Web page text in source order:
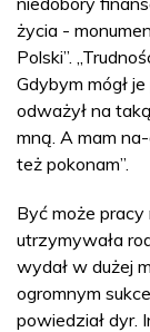
życia -
Polski”.
Gdybym mógł
odważył na
mną. A mam
też pokonam”.
Być może pracy
utrzymywała
wydał w dużej
ogromnym
powiedział dyr.